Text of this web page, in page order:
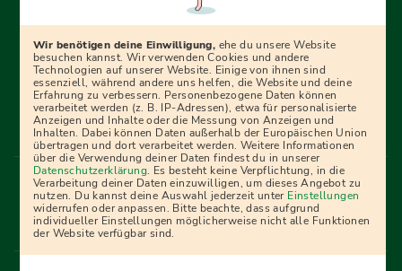
begleiten dich Schritt für Schritt bei deinem Start in den
Ratgebern und Prüfungspaketen, interaktiven
Videokursen und vielem mehr. Für alle, die was werden
wollen!
Menü Fußleiste
Impressum Bildquellen Presse
Mediadaten
Partner
AGB Datenschutz
Widerrufsbelehrung
Bestellung
Affiliate Partner Cookies
Wir benötigen deine Einwilligung, ehe du unsere Website
besuchen kannst. Wir verwenden Cookies und andere
Technologien auf unserer Website. Einige von ihnen sind
essenziell, während andere uns helfen, die Website und deine
Erfahrung zu verbessern. Personenbezogene Daten können
verarbeitet werden (z. B. IP-Adressen), etwa für personalisierte
Anzeigen und Inhalte oder die Messung von Anzeigen und
Inhalten. Dabei können Daten außerhalb der Europäischen Union
übertragen und dort verarbeitet werden. Weitere Informationen
über die Verwendung deiner Daten findest du in unserer
Datenschutzerklärung. Es besteht keine Verpflichtung, in die
Verarbeitung deiner Daten einzuwilligen, um dieses Angebot zu
nutzen. Du kannst deine Auswahl jederzeit unter Einstellungen
widerrufen oder anpassen. Bitte beachte, dass aufgrund
individueller Einstellungen möglicherweise nicht alle Funktionen
der Website verfügbar sind.